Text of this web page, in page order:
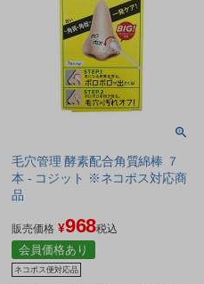
毛穴管理 酵素配合角質綿棒 ７
本 - コジット ※ネコポス対応商
品
販売価格 ¥968税込
会員価格あり
ネコポス便対応品